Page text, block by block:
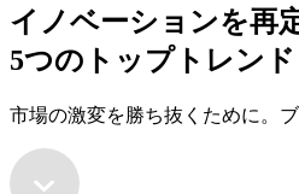
イノベーションを再
5つのトップトレンド
市場の激変を勝ち抜くために。